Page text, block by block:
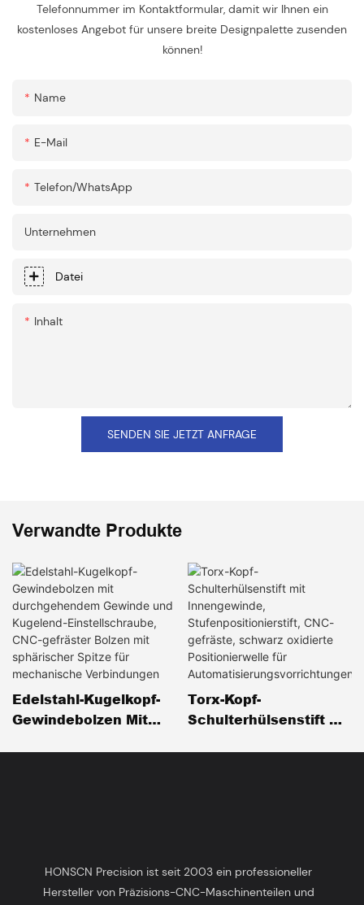
Telefonnummer im Kontaktformular, damit wir Ihnen ein
kostenloses Angebot für unsere breite Designpalette zusenden
können!
Name
E-Mail
Telefon/WhatsApp
Unternehmen
Datei
Inhalt
SENDEN SIE JETZT ANFRAGE
Verwandte Produkte
Edelstahl-Kugelkopf-
Gewindebolzen Mit
Verbindungen
Torx-Kopf-
Schulterhülsenstift Mit
HONSCN Precision ist seit 2003 ein professioneller
Hersteller von Präzisions-CNC-Maschinenteilen und